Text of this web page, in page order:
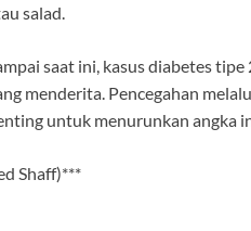
salad.
saat ini, kasus diabetes
menderita. Pencegahan
untuk menurunkan angka
Shaff)***